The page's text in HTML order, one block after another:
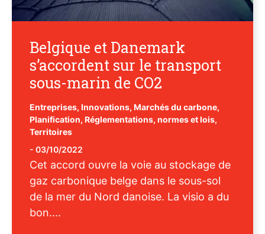
Belgique et Danemark
s’accordent sur le transport
sous-marin de CO2
Entreprises, Innovations, Marchés du carbone,
Planification, Réglementations, normes et lois,
Territoires
- 03/10/2022
Cet accord ouvre la voie au stockage de
gaz carbonique belge dans le sous-sol
de la mer du Nord danoise. La visio a du
bon....